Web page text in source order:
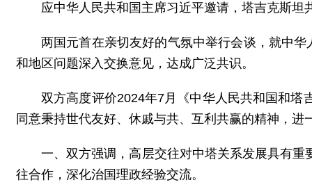
应中华人民共和国主席习近平邀请，塔吉克斯
两国元首在亲切友好的气氛中举行会谈，就中
和地区问题深入交换意见，达成广泛共识。
双方高度评价2024年7月《中华人民共和国和
同意秉持世代友好、休戚与共、互利共赢的精神，
一、双方强调，高层交往对中塔关系发展具有
往合作，深化治国理政经验交流。